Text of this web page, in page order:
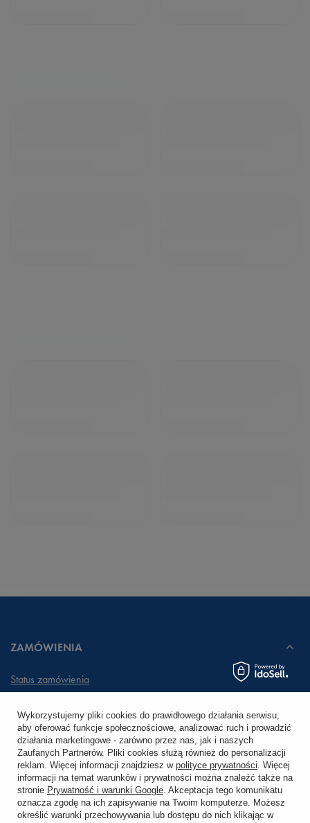
ZAMÓWIENIA
Status zamówienia
Chcę zareklamować produkt
Chcę zwrócić produkt
Chcę wymienić towar
Wykorzystujemy pliki cookies do prawidłowego działania serwisu,
aby oferować funkcje społecznościowe, analizować ruch i prowadzić
działania marketingowe - zarówno przez nas, jak i naszych
Zaufanych Partnerów. Pliki cookies służą również do personalizacji
reklam. Więcej informacji znajdziesz w polityce prywatności. Więcej
informacji na temat warunków i prywatności można znaleźć także na
stronie Prywatność i warunki Google. Akceptacja tego komunikatu
oznacza zgodę na ich zapisywanie na Twoim komputerze. Możesz
określić warunki przechowywania lub dostępu do nich klikając w